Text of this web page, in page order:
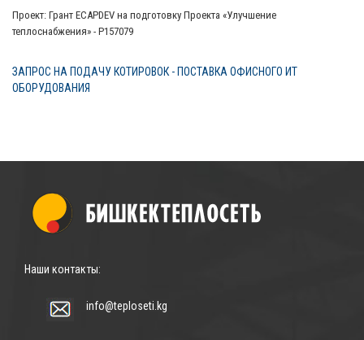
Проект: Грант ECAPDEV на подготовку Проекта «Улучшение
теплоснабжения» - P157079
ЗАПРОС НА ПОДАЧУ КОТИРОВОК - ПОСТАВКА ОФИСНОГО ИТ
ОБОРУДОВАНИЯ
Наши контакты:
info@teploseti.kg